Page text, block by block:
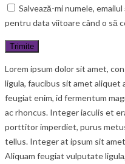
Salvează-mi numele,
pentru data viitoare când o să
Lorem ipsum dolor sit amet,
ligula, faucibus sit amet aliquet
feugiat enim, id fermentum
ac rhoncus. Integer iaculis et
porttitor imperdiet, purus
tellus. Integer at ipsum sit
Aliquam feugiat vulputate